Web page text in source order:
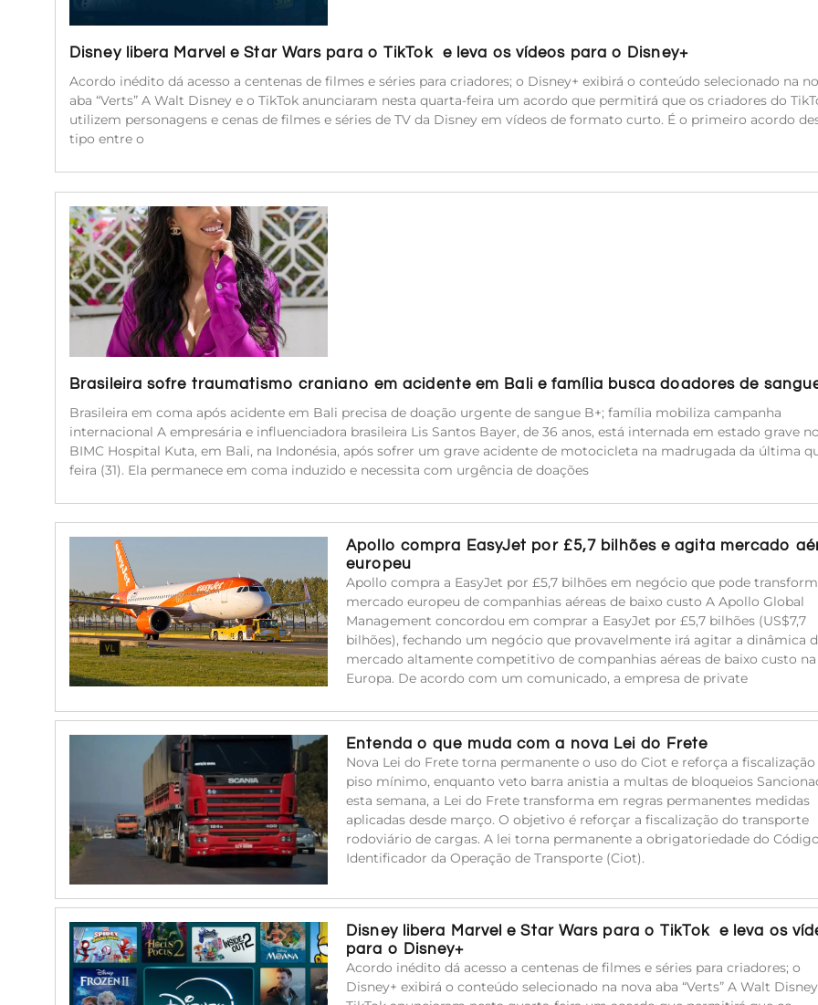
Disney libera Marvel e Star Wars para o TikTok e leva os vídeos para o Disney+
Acordo inédito dá acesso a centenas de filmes e séries para criadores; o Disney+ exibirá o conteúdo selecionado na
aba “Verts” A Walt Disney e o TikTok anunciaram nesta quarta-feira um acordo que permitirá que os criadores do
utilizem personagens e cenas de filmes e séries de TV da Disney em vídeos de formato curto. É o primeiro acordo
tipo entre o
Brasileira sofre traumatismo craniano em acidente em Bali e família busca doadores de
Brasileira em coma após acidente em Bali precisa de doação urgente de sangue B+; família mobiliza campanha
internacional A empresária e influenciadora brasileira Lis Santos Bayer, de 36 anos, está internada em estado grave no
BIMC Hospital Kuta, em Bali, na Indonésia, após sofrer um grave acidente de motocicleta na madrugada da última
feira (31). Ela permanece em coma induzido e necessita com urgência de doações
Apollo compra EasyJet por £5,7 bilhões e agita mercado
europeu
Apollo compra a EasyJet por £5,7 bilhões em negócio que pode
mercado europeu de companhias aéreas de baixo custo A Apollo Global
Management concordou em comprar a EasyJet por £5,7 bilhões (US$7,7
bilhões), fechando um negócio que provavelmente irá agitar a dinâmica
mercado altamente competitivo de companhias aéreas de baixo custo na
Europa. De acordo com um comunicado, a empresa de private
Entenda o que muda com a nova Lei do Frete
Nova Lei do Frete torna permanente o uso do Ciot e reforça a fiscalização
piso mínimo, enquanto veto barra anistia a multas de bloqueios
esta semana, a Lei do Frete transforma em regras permanentes medidas
aplicadas desde março. O objetivo é reforçar a fiscalização do transporte
rodoviário de cargas. A lei torna permanente a obrigatoriedade do Código
Identificador da Operação de Transporte (Ciot).
Disney libera Marvel e Star Wars para o TikTok e leva os
para o Disney+
Acordo inédito dá acesso a centenas de filmes e séries para criadores; o
Disney+ exibirá o conteúdo selecionado na nova aba “Verts” A Walt